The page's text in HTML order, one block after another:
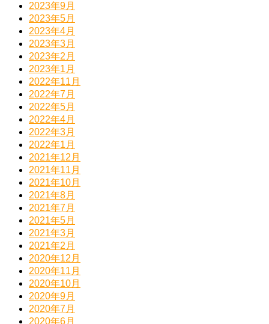
2023年9月
2023年5月
2023年4月
2023年3月
2023年2月
2023年1月
2022年11月
2022年7月
2022年5月
2022年4月
2022年3月
2022年1月
2021年12月
2021年11月
2021年10月
2021年8月
2021年7月
2021年5月
2021年3月
2021年2月
2020年12月
2020年11月
2020年10月
2020年9月
2020年7月
2020年6月